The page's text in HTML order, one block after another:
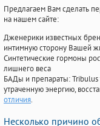
Предлагаем Вам сделать
на нашем сайте:
Дженерики известных
интимную сторону Вашей
Синтетические гормоны
лишнего веса
БАДы и препараты:Tribulus
утраченную энергию,
отличия.
Несколько причино